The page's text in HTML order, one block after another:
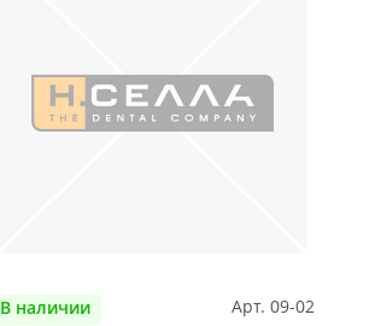
В наличии Арт. 09-02